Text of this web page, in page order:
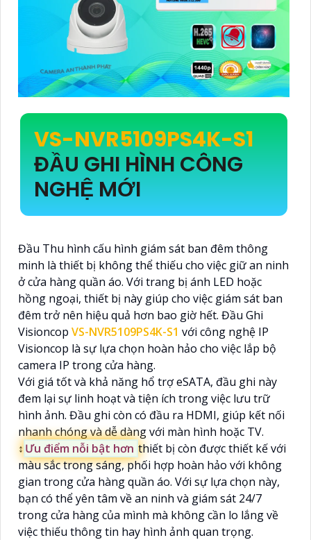
VS-NVR5109PS4K-S1
ĐẦU GHI HÌNH CÔNG
NGHỆ MỚI
Đầu Thu hình cấu hình giám sát ban đêm thông
minh là thiết bị không thể thiếu cho việc giữ an ninh
ở cửa hàng quần áo. Với trang bị ánh LED hoặc
hồng ngoại, thiết bị này giúp cho việc giám sát ban
đêm trở nên hiệu quả hơn bao giờ hết. Đầu Ghi
Visioncop VS-NVR5109PS4K-S1 với công nghệ IP
Visioncop là sự lựa chọn hoàn hảo cho việc lắp bộ
camera IP trong cửa hàng.
Với giá tốt và khả năng hổ trợ eSATA, đầu ghi này
đem lại sự linh hoạt và tiện ích trong việc lưu trữ
hình ảnh. Đầu ghi còn có đầu ra HDMI, giúp kết nối
nhanh chóng và dễ dàng với màn hình hoặc TV.
↕️ Ưu điểm nỗi bật hơn thiết bị còn được thiết kế với
màu sắc trong sáng, phối hợp hoàn hảo với không
gian trong cửa hàng quần áo. Với sự lựa chọn này,
bạn có thể yên tâm về an ninh và giám sát 24/7
trong cửa hàng của mình mà không cần lo lắng về
việc thiếu thông tin hay hình ảnh quan trọng.